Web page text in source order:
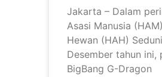
Jakarta – Dalam
Asasi Manusia
Hewan (HAH)
Desember tahun ini,
BigBang G-Dragon